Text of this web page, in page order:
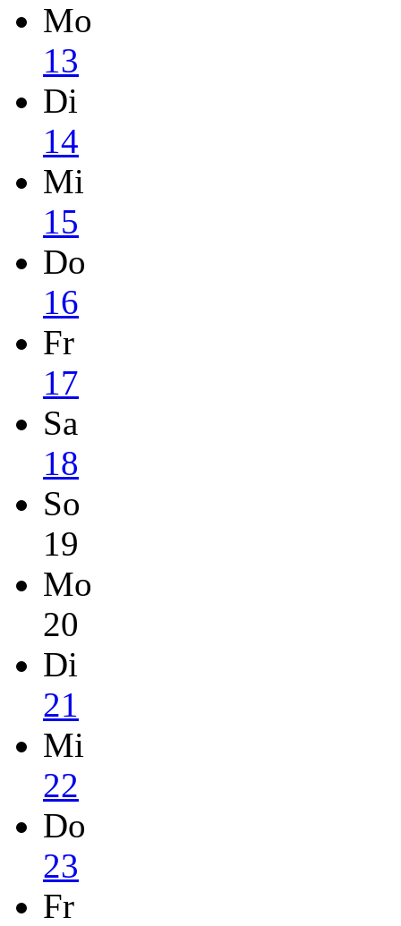
Mo
13
Di
14
Mi
15
Do
16
Fr
17
Sa
18
So
19
Mo
20
Di
21
Mi
22
Do
23
Fr